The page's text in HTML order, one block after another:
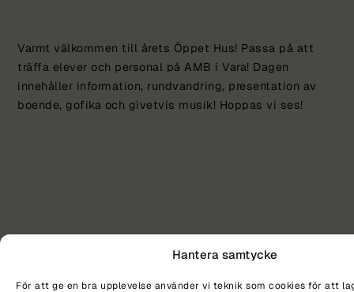
Hantera samtycke
För att ge en bra upplevelse använder vi teknik som cookies för att
Varmt välkommen till årets Öppet Hus! Passa på att
träffa elever och personal på AMB i Vara! Dagen
innehåller information, rundvandring, presentation av
boende, gofika och givetvis musik! Hoppas vi ses!